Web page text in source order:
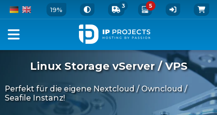
19% 3 5
Linux Storage vServer / VPS
Perfekt für die eigene Nextcloud / Owncloud /
Seafile Instanz!